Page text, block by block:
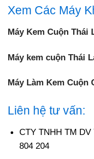
Xem Các Máy
Máy Kem Cuộn Thái
Máy kem cuộn Thái
Máy Làm Kem Cuộn
Liên hệ tư vấn:
CTY TNHH TM DV
804 204